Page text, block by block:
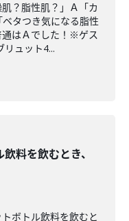
？脂性肌？」Ａ「カ
タつき気になる脂性
通はＡでした！※ゲス
リュット4...
飲料を飲むとき、
ボトル飲料を飲むと